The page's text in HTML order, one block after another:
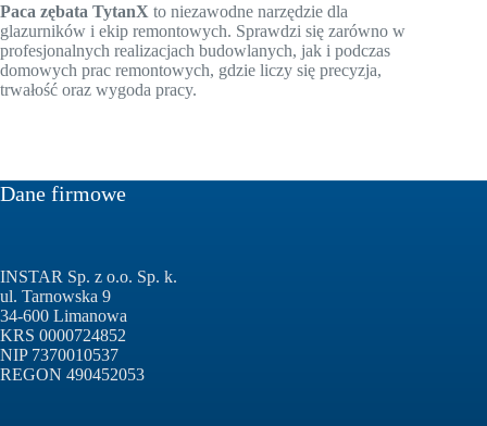
Paca zębata TytanX to niezawodne narzędzie dla
glazurników i ekip remontowych. Sprawdzi się zarówno w
profesjonalnych realizacjach budowlanych, jak i podczas
domowych prac remontowych, gdzie liczy się precyzja,
trwałość oraz wygoda pracy.
Dane firmowe
INSTAR Sp. z o.o. Sp. k.
ul. Tarnowska 9
34-600 Limanowa
KRS 0000724852
NIP 7370010537
REGON 490452053